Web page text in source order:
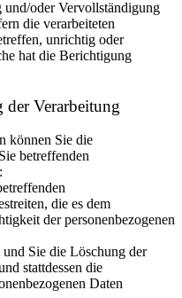
und/oder Vervollständigung
die verarbeiteten
unrichtig oder
hat die Berichtigung
der Verarbeitung
können Sie die
betreffenden
die es dem
der personenbezogenen
Sie die Löschung der
stattdessen die
Daten